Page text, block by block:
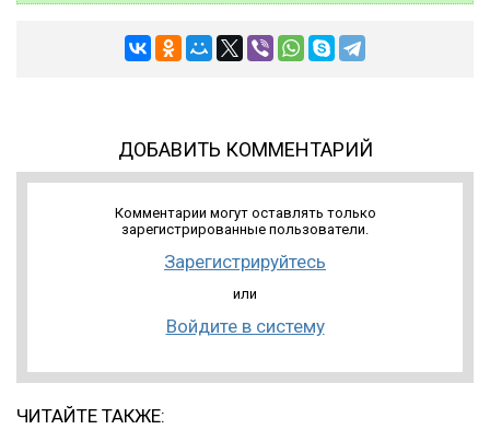
ДОБАВИТЬ КОММЕНТАРИЙ
Комментарии могут оставлять только
зарегистрированные пользователи.
Зарегистрируйтесь
или
Войдите в систему
ЧИТАЙТЕ ТАКЖЕ: